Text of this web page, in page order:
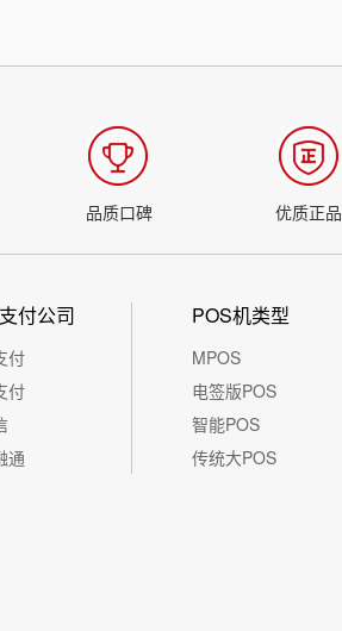
品质口碑 优质正品
付公司
付
付
通
POS机类型
MPOS
电签版POS
智能POS
传统大POS